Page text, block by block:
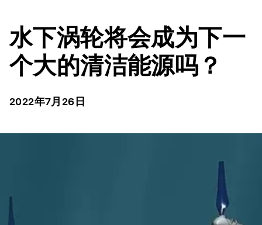
水下涡轮将会成为下一
个大的清洁能源吗？
2022年7月26日